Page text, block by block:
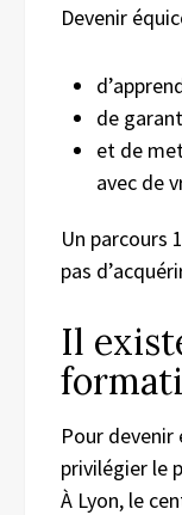
Devenir
de
et de
avec de
Un parcours
pas
Il
Pour
privilégier le
À Lyon, le